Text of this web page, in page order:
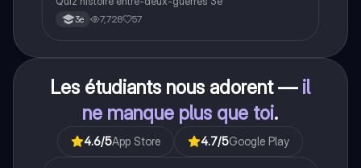
3e 7,728 57
Les étudiants nous adorent — il
ne manque plus que toi.
4.6/5App Store 4.7/5Google Play